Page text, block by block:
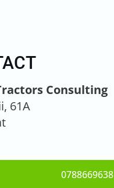
Consulting
61A
0788669638